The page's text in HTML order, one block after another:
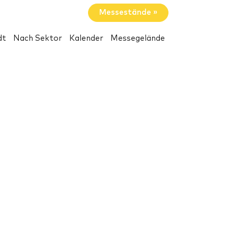
Messestände »
Nach Sektor Kalender Messegelände